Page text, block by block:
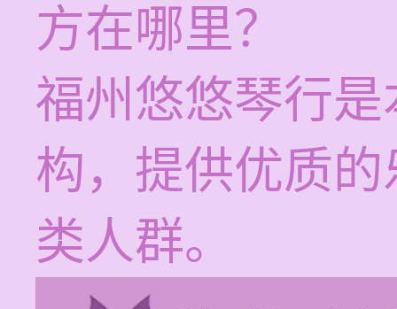
方在哪里？
福州悠悠琴行
构，提供优质
类人群。